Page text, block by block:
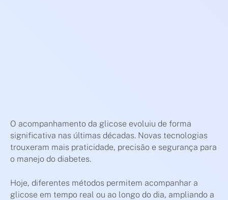
O acompanhamento da glicose evoluiu de forma
significativa nas últimas décadas. Novas tecnologias
trouxeram mais praticidade, precisão e segurança para
o manejo do diabetes.
Hoje, diferentes métodos permitem acompanhar a
glicose em tempo real ou ao longo do dia, ampliando a